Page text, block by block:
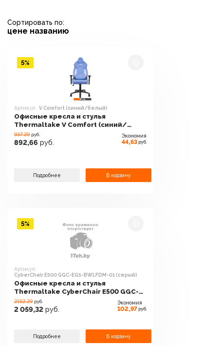
Сортировать по:
цене названию
Артикул: V Comfort (синий/белый)
Офисные кресла и стулья
Thermaltake V Comfort (синий/
белый)
937.29 руб.
892,66 руб.
Экономия
44,63 руб.
Подробнее В корзину
5%
Артикул:
CyberChair E500 GGC-EG5-BWLFDM-01 (серый)
Офисные кресла и стулья
Thermaltake CyberChair E500 GGC-
EG5-BWLFDM-01 (серый)
2162.29 руб.
2 059,32 руб.
Экономия
102,97 руб.
Подробнее В корзину
5%